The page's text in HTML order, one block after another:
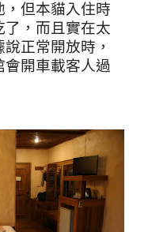
，但本貓入住時
了，而且實在太
正常開放時，
會開車載客人過